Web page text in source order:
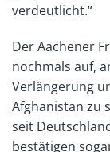
verdeutlicht.“
Der Aachener
nochmals auf,
Verlängerung
Afghanistan zu
seit
bestätigen